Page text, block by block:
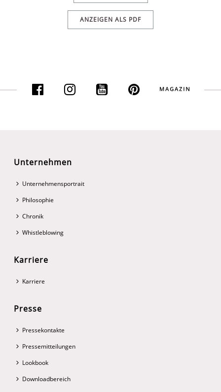
ANZEIGEN ALS PDF
Unternehmen
Unternehmensportrait
Philosophie
Chronik
Whistleblowing
Karriere
Karriere
Presse
Pressekontakte
Pressemitteilungen
Lookbook
Downloadbereich